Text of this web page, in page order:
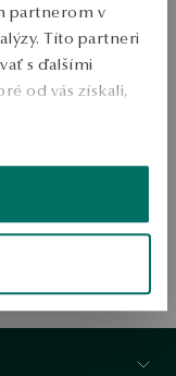
partnerom v
Títo partneri
s ďalšími
od vás získali,
Googleo